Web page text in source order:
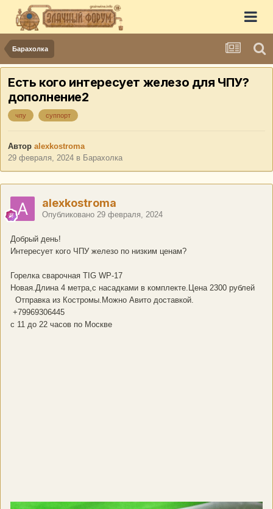
Барахолка
Есть кого интересует железо для ЧПУ?
дополнение2
чпу суппорт
Автор alexkostroma
29 февраля, 2024 в Барахолка
alexkostroma
Опубликовано 29 февраля, 2024
Добрый день!
Интересует кого ЧПУ железо по низким ценам?
Горелка сварочная TIG WP-17
Новая.Длина 4 метра,с насадками в комплекте.Цена 2300 рублей
Отправка из Костромы.Можно Авито доставкой.
+79969306445
с 11 до 22 часов по Москве